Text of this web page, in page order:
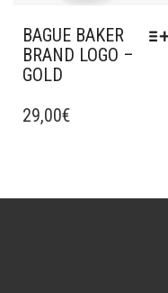
BAGUE BAKER
BRAND LOGO –
GOLD
PRODUIT
29,00€